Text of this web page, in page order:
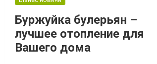
кладбище? Байковое кладбище по праву
считается одним из самых значимых и...
Буржуйка булерьян –
лучшее отопление для
Вашего дома